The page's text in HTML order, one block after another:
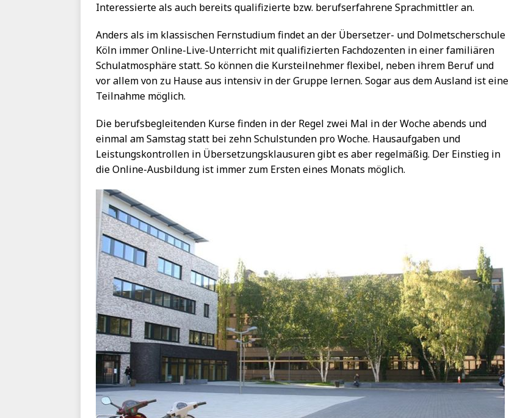
Interessierte als auch bereits qualifizierte bzw. berufserfahrene Sprachmittler an.
Anders als im klassischen Fernstudium findet an der Übersetzer- und Dolmetscherschule
Köln immer Online-Live-Unterricht mit qualifizierten Fachdozenten in einer familiären
Schulatmosphäre statt. So können die Kursteilnehmer flexibel, neben ihrem Beruf und
vor allem von zu Hause aus intensiv in der Gruppe lernen. Sogar aus dem Ausland ist eine
Teilnahme möglich.
Die berufsbegleitenden Kurse finden in der Regel zwei Mal in der Woche abends und
einmal am Samstag statt bei zehn Schulstunden pro Woche. Hausaufgaben und
Leistungskontrollen in Übersetzungsklausuren gibt es aber regelmäßig. Der Einstieg in
die Online-Ausbildung ist immer zum Ersten eines Monats möglich.